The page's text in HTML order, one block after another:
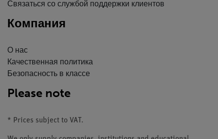
Связаться со службой поддержки клиентов
Компания
О нас
Качественная политика
Безопасность в классе
Please note
* Prices subject to VAT.